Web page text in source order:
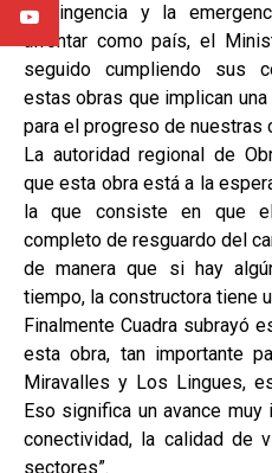
contingencia y la
afrontar como país, el
seguido cumpliendo sus
estas obras que implican
para el progreso de nuestras
La autoridad regional de
que esta obra está a la
la que consiste en que
completo de resguardo del
de manera que si hay
tiempo, la constructora tiene
Finalmente Cuadra subrayó
esta obra, tan importante
Miravalles y Los Lingues,
Eso significa un avance
conectividad, la calidad de
sectores”.